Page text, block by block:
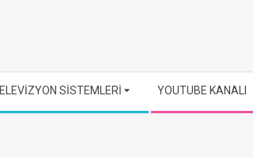
SİSTEMLERİ YOUTUBE KANALI